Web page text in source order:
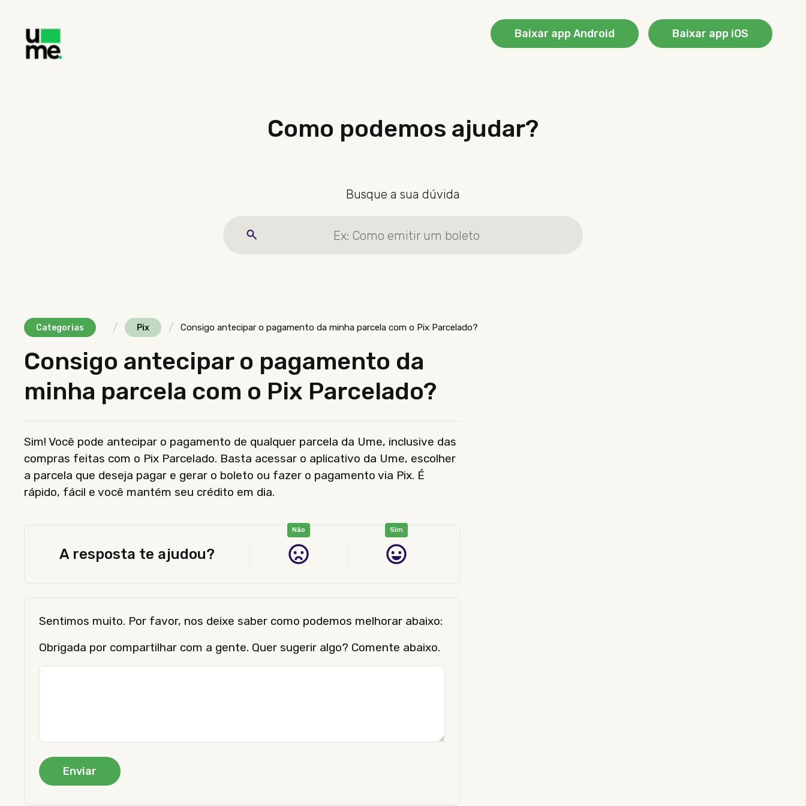
Baixar app Android Baixar app iOS
Como podemos ajudar?
Busque a sua dúvida
Categorias / Pix / Consigo antecipar o pagamento da minha parcela com o Pix Parcelado?
Consigo antecipar o pagamento da
minha parcela com o Pix Parcelado?
Sim! Você pode antecipar o pagamento de qualquer parcela da Ume, inclusive das
compras feitas com o Pix Parcelado. Basta acessar o aplicativo da Ume, escolher
a parcela que deseja pagar e gerar o boleto ou fazer o pagamento via Pix. É
rápido, fácil e você mantém seu crédito em dia.
A resposta te ajudou?
Não Sim
Sentimos muito. Por favor, nos deixe saber como podemos melhorar abaixo:
Obrigada por compartilhar com a gente. Quer sugerir algo? Comente abaixo.